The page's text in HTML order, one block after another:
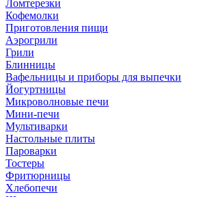
Ломтерезки
Кофемолки
Приготовления пищи
Аэрогрили
Грили
Блинницы
Вафельницы и приборы для выпечки
Йогуртницы
Микроволновые печи
Мини-печи
Мультиварки
Настольные плиты
Пароварки
Тостеры
Фритюрницы
Хлебопечи